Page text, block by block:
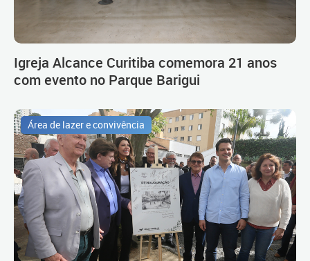
Igreja Alcance Curitiba comemora 21 anos
com evento no Parque Barigui
Área de lazer e convivência